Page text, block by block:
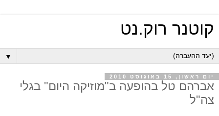
קוטנר רוק.נט
▼
יום ראשון, 15 באוגוסט 2010
אברהם טל בהופעה ב"מוזיקה היום" בגלי
צה"ל